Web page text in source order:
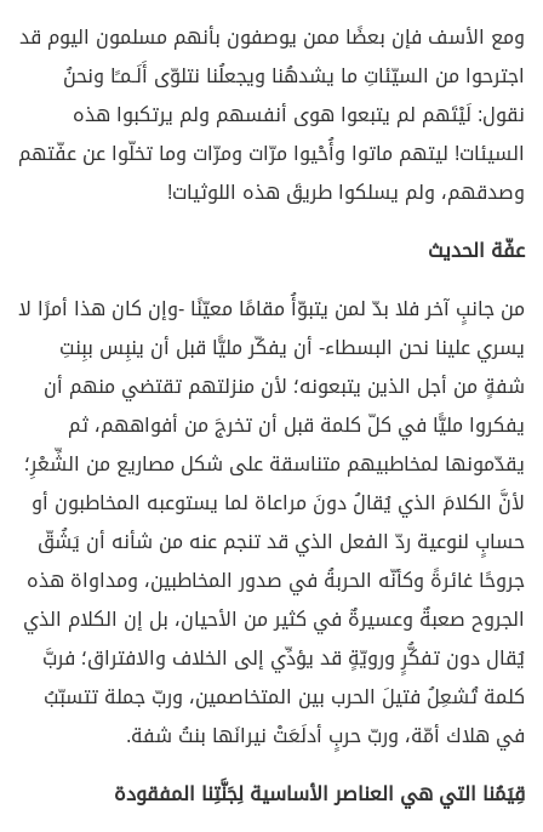
ومع الأسف فإن بعضًا ممن يوصفون بأنهم مسلمون اليوم قد
اجترحوا من السيّئاتِ ما يشدهُنا ويجعلُنا نتلوّى أَلَـمـًا ونحنُ
نقول: لَيْتَهم لم يتبعوا هوى أنفسهم ولم يرتكبوا هذه
السيئات! ليتهم ماتوا وأُحْيوا مرّات ومرّات وما تخلّوا عن عفّتهم
وصدقهم، ولم يسلكوا طريقَ هذه اللوثيات!
عفّة الحديث
من جانبٍ آخر فلا بدّ لمن يتبوّأُ مقامًا معيّنًا -وإن كان هذا أمرًا لا
يسري علينا نحن البسطاء- أن يفكّر مليًّا قبل أن ينبِس ببِنتِ
شفةٍ من أجل الذين يتبعونه؛ لأن منزلتهم تقتضي منهم أن
يفكروا مليًّا في كلّ كلمة قبل أن تخرجَ من أفواههم، ثم
يقدّمونها لمخاطبيهم متناسقة على شكل مصاريع من الشِّعْرِ؛
لأنَّ الكلامَ الذي يُقالُ دونَ مراعاة لما يستوعبه المخاطبون أو
حسابٍ لنوعية ردّ الفعل الذي قد تنجم عنه من شأنه أن يَشُقّ
جروحًا غائرةً وكأنّه الحربةُ في صدور المخاطبين، ومداواة هذه
الجروح صعبةٌ وعسيرةٌ في كثير من الأحيان، بل إن الكلام الذي
يُقال دون تفكُّرٍ ورويّةٍ قد يؤدِّي إلى الخلاف والافتراق؛ فربَّ
كلمة تُشعِلُ فتيلَ الحرب بين المتخاصمين، وربّ جملة تتسبّبُ
في هلاك أمّة، وربّ حربٍ أدلَعَتْ نيرانَها بنتُ شفة.
قِيَمُنا التي هي العناصر الأساسية لِجَنَّتِنا المفقودة